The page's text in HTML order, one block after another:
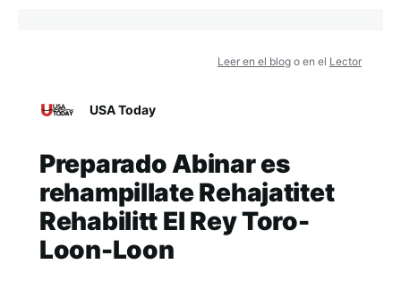
Leer en el blog o en el Lector
USA Today
Preparado Abinar es
rehampillate Rehajatitet
Rehabilitt El Rey Toro-
Loon-Loon